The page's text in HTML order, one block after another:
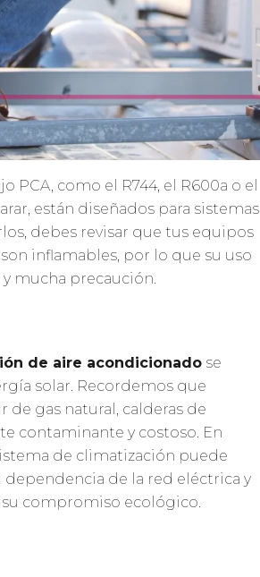
PCA, como el R744, el R600a o el
están diseñados para sistemas
debes revisar que tus equipos
inflamables, por lo que su uso
mucha precaución.
de aire acondicionado se
solar. Recordemos que
de gas natural, calderas de
contaminante y costoso. En
de climatización puede
de la red eléctrica y
compromiso ecológico.